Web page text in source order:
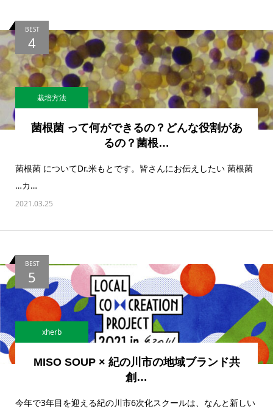
BEST
4
栽培方法
菌根菌 って何ができるの？どんな役割があ
るの？菌根…
菌根菌 についてDr.米もとです。皆さんにお伝えしたい 菌根菌
…カ…
2021.03.25
BEST
5
xherb
MISO SOUP × 紀の川市の地域ブランド共
創…
今年で3年目を迎える紀の川市6次化スクールは、なんと新しい